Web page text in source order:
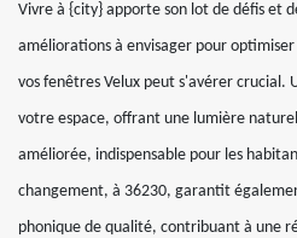
Vivre à {city} apporte son lot de défis et
améliorations à envisager pour
vos fenêtres Velux peut s'avérer crucial.
votre espace, offrant une lumière
améliorée, indispensable pour les
changement, à 36230, garantit
phonique de qualité, contribuant à une